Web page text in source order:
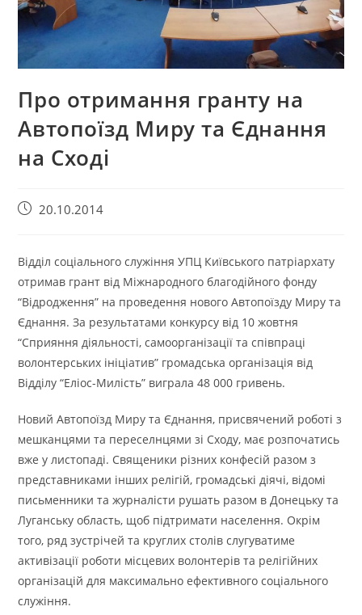
Про отримання гранту на
Автопоїзд Миру та Єднання
на Сході
20.10.2014
Відділ соціального служіння УПЦ Київського патріархату
отримав грант від Міжнародного благодійного фонду
“Відродження” на проведення нового Автопоїзду Миру та
Єднання. За результатами конкурсу від 10 жовтня
“Сприяння діяльності, самоорганізації та співпраці
волонтерських ініціатив” громадська організація від
Відділу “Еліос-Милість” виграла 48 000 гривень.
Новий Автопоїзд Миру та Єднання, присвячений роботі з
мешканцями та переселнцями зі Сходу, має розпочатись
вже у листопаді. Священики різних конфесій разом з
представниками інших релігій, громадські діячі, відомі
письменники та журналісти рушать разом в Донецьку та
Луганську область, щоб підтримати населення. Окрім
того, ряд зустрічей та круглих столів слугуватиме
активізації роботи місцевих волонтерів та релігійних
організацій для максимально ефективного соціального
служіння.